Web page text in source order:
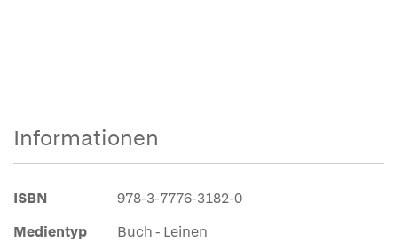
Informationen
ISBN
978-3-7776-3182-0
Medientyp
Buch - Leinen